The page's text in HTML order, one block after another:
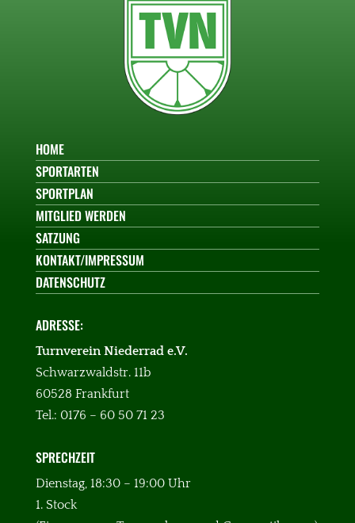
HOME
SPORTARTEN
SPORTPLAN
MITGLIED WERDEN
SATZUNG
KONTAKT/IMPRESSUM
DATENSCHUTZ
ADRESSE:
Turnverein Niederrad e.V.
Schwarzwaldstr. 11b
60528 Frankfurt
Tel.: 0176 – 60 50 71 23
SPRECHZEIT:
Dienstag, 18:30 – 19:00 Uhr
1. Stock